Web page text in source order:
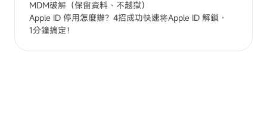
MDM破解（保留資料、不越獄）
Apple ID 停用怎麼辦？4招成功快速将Apple ID 解鎖，
1分鐘搞定！